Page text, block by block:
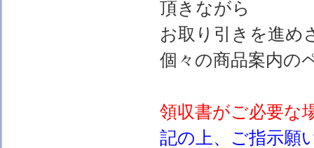
頂きながら
お取り引きを進め
個々の商品案内の
領収書がご必要な
記の上、ご指示願